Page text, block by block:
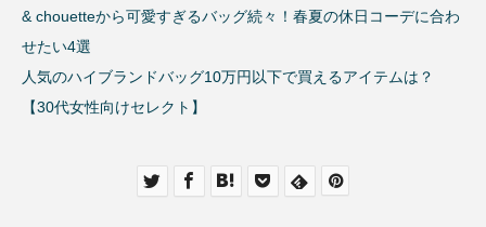
& chouetteから可愛すぎるバッグ続々！春夏の休日コーデに合わ
せたい4選
人気のハイブランドバッグ10万円以下で買えるアイテムは？
【30代女性向けセレクト】